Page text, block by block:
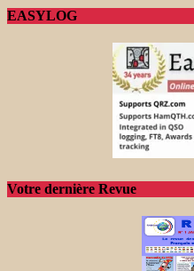
EASYLOG
Votre dernière Revue